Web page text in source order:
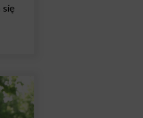
się